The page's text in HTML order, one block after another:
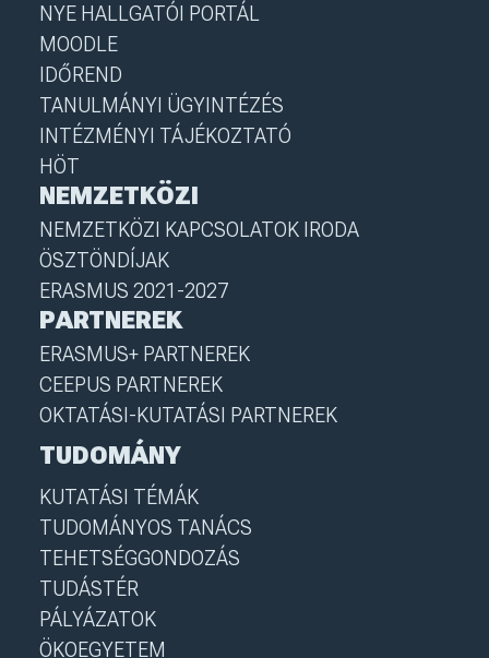
NYE HALLGATÓI PORTÁL
MOODLE
IDŐREND
TANULMÁNYI ÜGYINTÉZÉS
INTÉZMÉNYI TÁJÉKOZTATÓ
HÖT
NEMZETKÖZI
NEMZETKÖZI KAPCSOLATOK IRODA
ÖSZTÖNDÍJAK
ERASMUS 2021-2027
PARTNEREK
ERASMUS+ PARTNEREK
CEEPUS PARTNEREK
OKTATÁSI-KUTATÁSI PARTNEREK
TUDOMÁNY
KUTATÁSI TÉMÁK
TUDOMÁNYOS TANÁCS
TEHETSÉGGONDOZÁS
TUDÁSTÉR
PÁLYÁZATOK
ÖKOEGYETEM